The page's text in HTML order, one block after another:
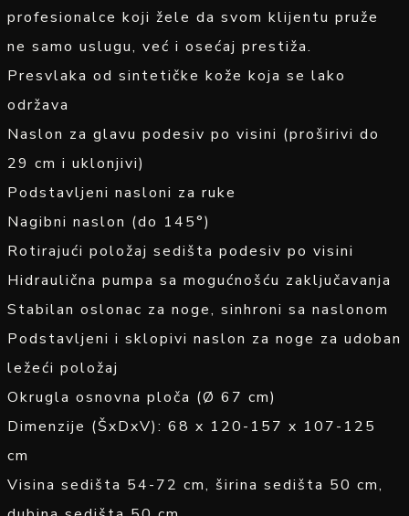
profesionalce koji žele da svom klijentu pruže
ne samo uslugu, već i osećaj prestiža.
Presvlaka od sintetičke kože koja se lako
održava
Naslon za glavu podesiv po visini (proširivi do
29 cm i uklonjivi)
Podstavljeni nasloni za ruke
Nagibni naslon (do 145°)
Rotirajući položaj sedišta podesiv po visini
Hidraulična pumpa sa mogućnošću zaključavanja
Stabilan oslonac za noge, sinhroni sa naslonom
Podstavljeni i sklopivi naslon za noge za udoban
ležeći položaj
Okrugla osnovna ploča (Ø 67 cm)
Dimenzije (ŠxDxV): 68 x 120-157 x 107-125
cm
Visina sedišta 54-72 cm, širina sedišta 50 cm,